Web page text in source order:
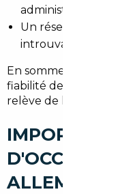
administratives.
Un réseau en
introuvables en
En somme, le recours
fiabilité de l'achat et
relève de kilométrage
IMPORT DE
D'OCCASION
ALLEMAGNE,